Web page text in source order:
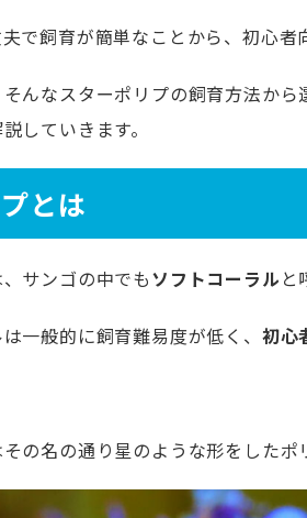
で飼育が簡単なことから、初心者
んなスターポリプの飼育方法か
していきます。
とは
サンゴの中でもソフトコーラル と
一般的に飼育難易度が低く、 初心
の名の通り星のような形をしたポ